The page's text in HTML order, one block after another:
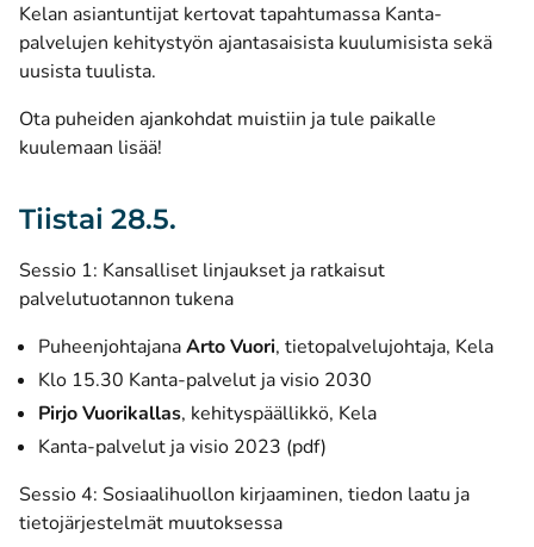
Kelan asiantuntijat kertovat tapahtumassa Kanta-
palvelujen kehitystyön ajantasaisista kuulumisista sekä
uusista tuulista.
Ota puheiden ajankohdat muistiin ja tule paikalle
kuulemaan lisää!
Tiistai 28.5.
Sessio 1: Kansalliset linjaukset ja ratkaisut
palvelutuotannon tukena
PuheenjohtajanaArto Vuori, tietopalvelujohtaja, Kela
Klo 15.30 Kanta-palvelut ja visio 2030
Pirjo Vuorikallas, kehityspäällikkö, Kela
Kanta-palvelut ja visio 2023 (pdf)
Sessio 4: Sosiaalihuollon kirjaaminen, tiedon laatu ja
tietojärjestelmät muutoksessa